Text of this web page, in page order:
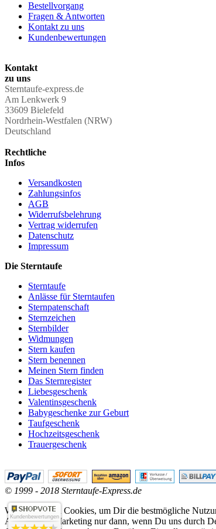
Bestellvorgang
Fragen & Antworten
Kontakt zu uns
Kundenbewertungen
Kontakt
zu uns
Sterntaufe-express.de
Am Lenkwerk 9
33609 Bielefeld
Nordrhein-Westfalen (NRW)
Deutschland
Rechtliche
Infos
Versandkosten
Zahlungsinfos
AGB
Widerrufsbelehrung
Vertrag widerrufen
Datenschutz
Impressum
Die Sterntaufe
Sterntaufe
Anlässe für Sterntaufen
Sternpatenschaft
Sternzeichen
Sternbilder
Widmungen
Stern kaufen
Stern benennen
Meinen Stern finden
Das Sternregister
Liebesgeschenk
Valentinsgeschenk
Babygeschenke zur Geburt
Taufgeschenk
Hochzeitsgeschenk
Trauergeschenk
© 1999 - 2018 Sterntaufe-Express.de
Wir verwenden Cookies, um Dir die bestmögliche
Analyse und Marketing nur dann, wenn Du uns durch
Kundenbewertungen